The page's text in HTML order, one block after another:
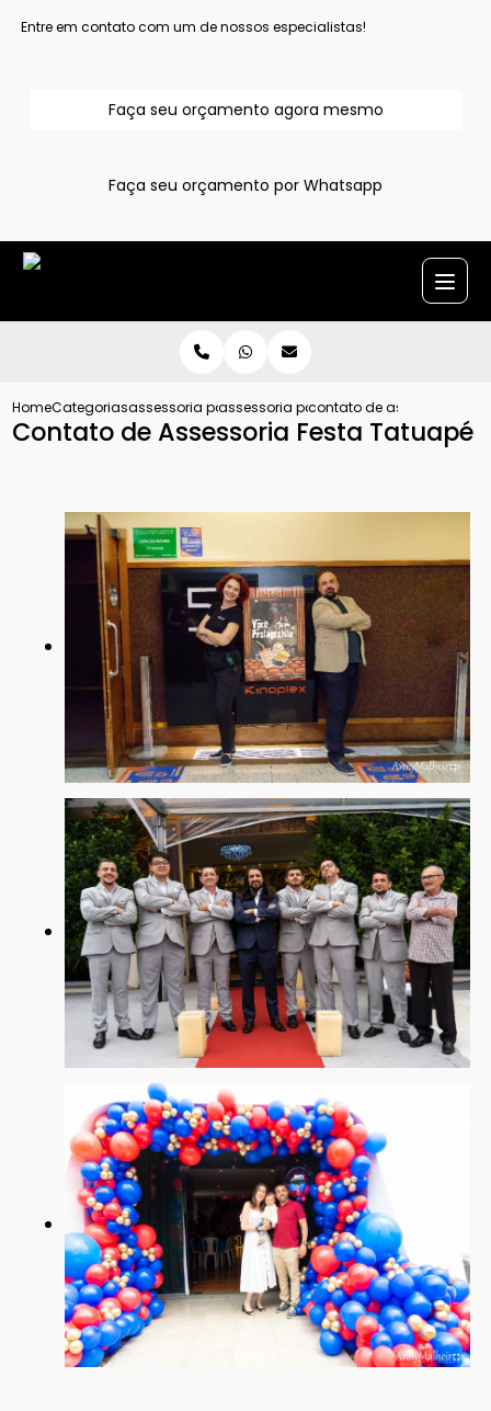
Entre em contato com um de nossos especialistas!
Faça seu orçamento agora mesmo
Faça seu orçamento por Whatsapp
HomeCategoriasassessoria para eventoassessoria para festacontato de assessoria
Contato de Assessoria Festa Tatuapé